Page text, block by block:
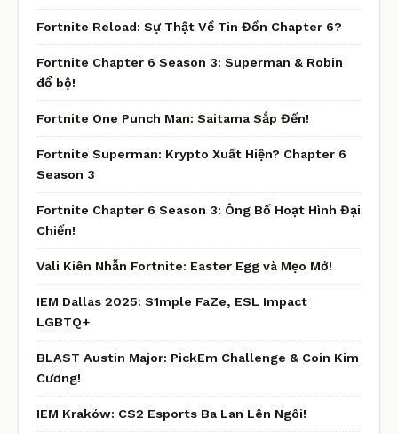
Fortnite Reload: Sự Thật Về Tin Đồn Chapter 6?
Fortnite Chapter 6 Season 3: Superman & Robin
đổ bộ!
Fortnite One Punch Man: Saitama Sắp Đến!
Fortnite Superman: Krypto Xuất Hiện? Chapter 6
Season 3
Fortnite Chapter 6 Season 3: Ông Bố Hoạt Hình Đại
Chiến!
Vali Kiên Nhẫn Fortnite: Easter Egg và Mẹo Mở!
IEM Dallas 2025: S1mple FaZe, ESL Impact
LGBTQ+
BLAST Austin Major: PickEm Challenge & Coin Kim
Cương!
IEM Kraków: CS2 Esports Ba Lan Lên Ngôi!